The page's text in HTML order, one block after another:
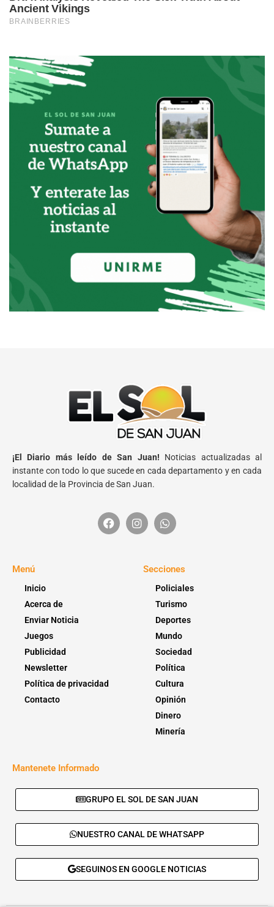
¡El Diario más leído de San Juan! Noticias actualizadas al
instante con todo lo que sucede en cada departamento y en cada
localidad de la Provincia de San Juan.
Menú
Inicio
Acerca de
Enviar Noticia
Juegos
Publicidad
Newsletter
Política de privacidad
Contacto
Secciones
Policiales
Turismo
Deportes
Mundo
Sociedad
Política
Cultura
Opinión
Dinero
Minería
Mantenete Informado
GRUPO EL SOL DE SAN JUAN
NUESTRO CANAL DE WHATSAPP
SEGUINOS EN GOOGLE NOTICIAS